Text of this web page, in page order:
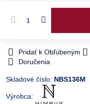
Pridať k Obľúbeným
Doručenia
Skladové číslo: NBS136M
Výrobca: